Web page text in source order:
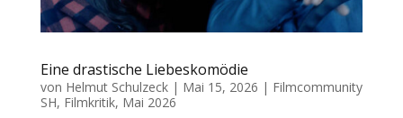
Eine drastische Liebeskomödie
von Helmut Schulzeck| Mai 15, 2026 | Filmcommunity
SH, Filmkritik, Mai 2026